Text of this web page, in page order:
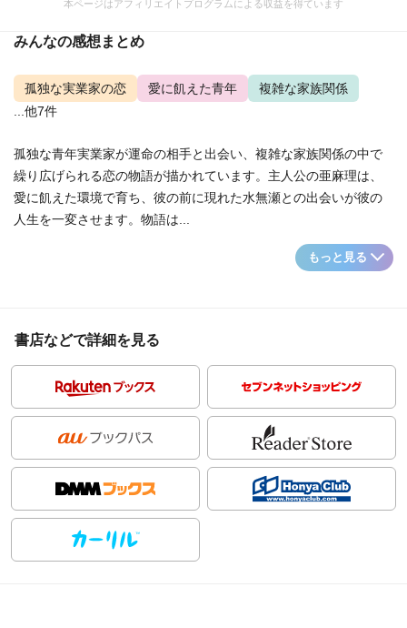
本ページはアフィリエイトプログラムによる収益を得ています
みんなの感想まとめ
孤独な実業家の恋 愛に飢えた青年
複雑な家族関係
...他7件
孤独な青年実業家が運命の相手と出会い、複雑な家族関係の中で
繰り広げられる恋の物語が描かれています。主人公の亜麻理は、
愛に飢えた環境で育ち、彼の前に現れた水無瀬との出会いが彼の
人生を一変させます。物語は...
もっと見る
書店などで詳細を見る